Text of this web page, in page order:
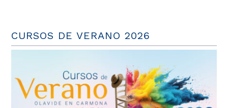
CURSOS DE VERANO 2026